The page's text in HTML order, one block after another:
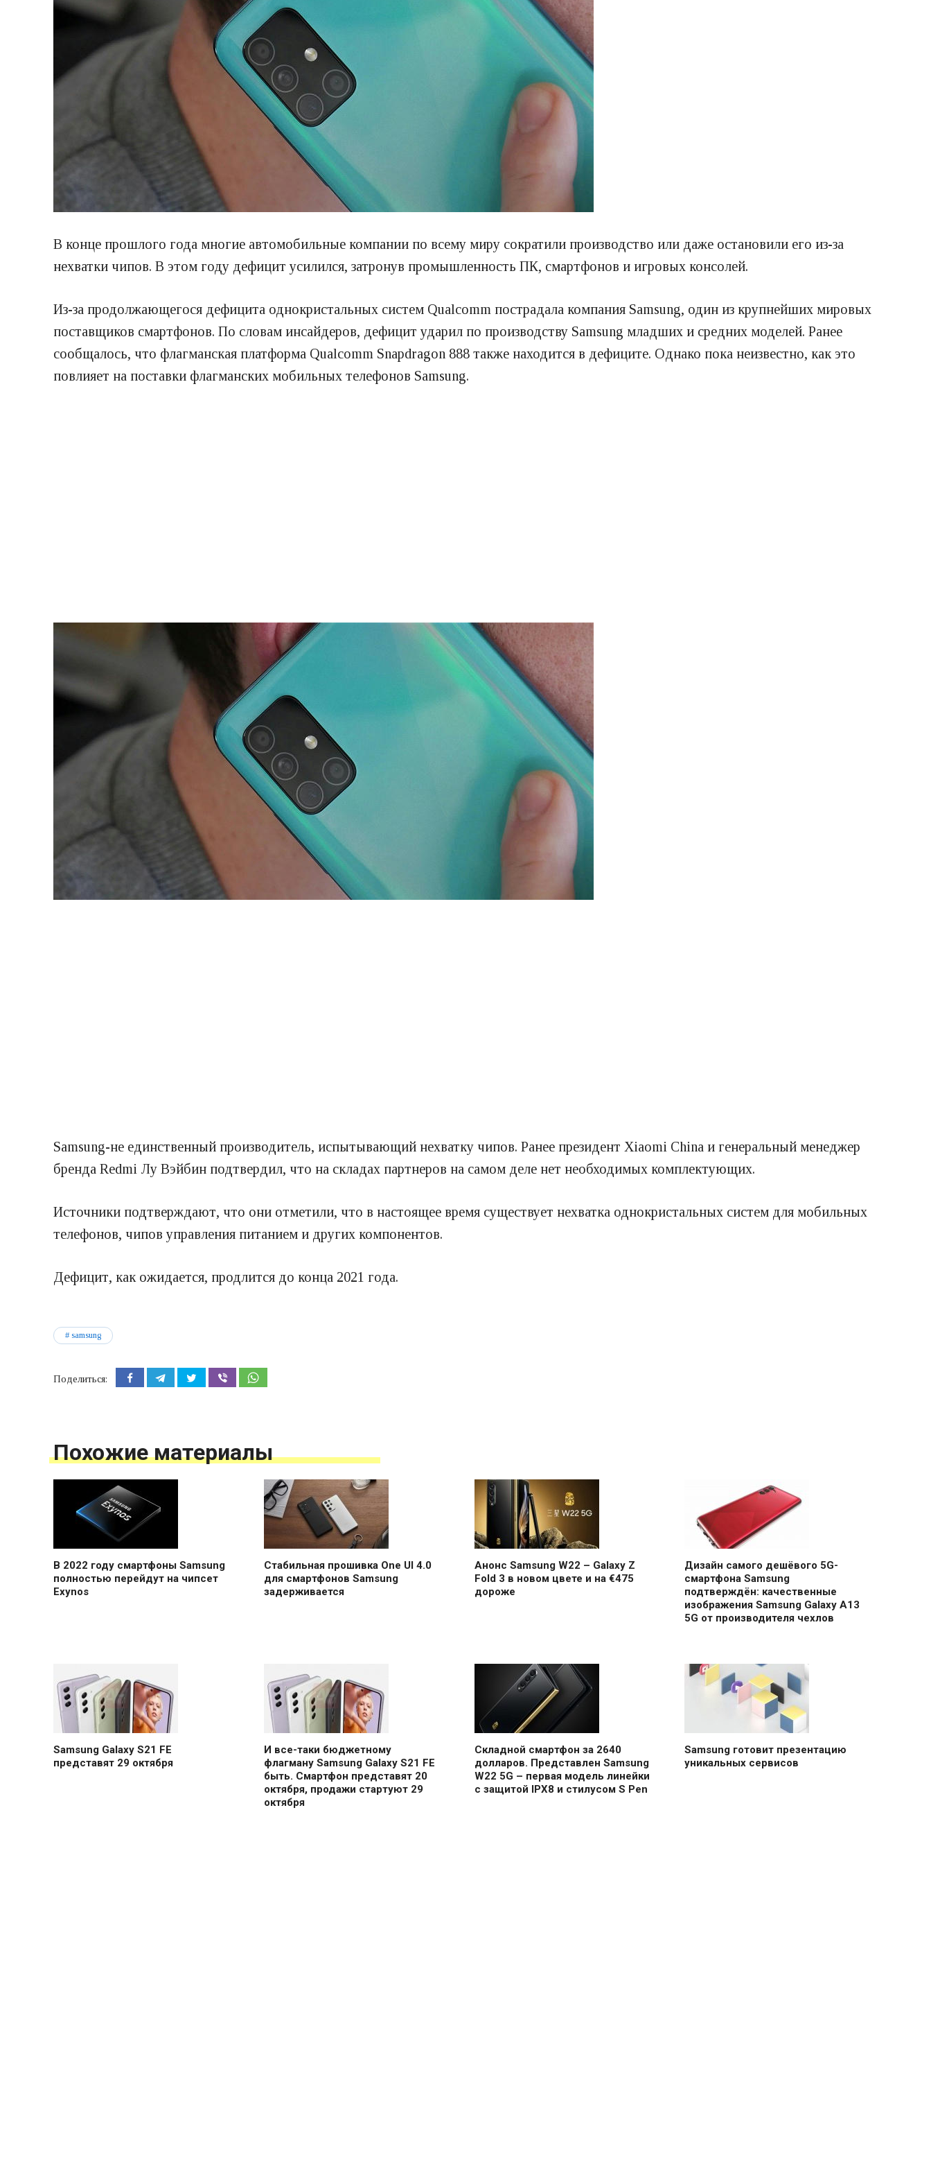
В конце прошлого года многие автомобильные компании по всему миру сократили производство или даже остановили его из-за
нехватки чипов. В этом году дефицит усилился, затронув промышленность ПК, смартфонов и игровых консолей.
Из-за продолжающегося дефицита однокристальных систем Qualcomm пострадала компания Samsung, один из крупнейших мировых
поставщиков смартфонов. По словам инсайдеров, дефицит ударил по производству Samsung младших и средних моделей. Ранее
сообщалось, что флагманская платформа Qualcomm Snapdragon 888 также находится в дефиците. Однако пока неизвестно, как это
повлияет на поставки флагманских мобильных телефонов Samsung.
Samsung-не единственный производитель, испытывающий нехватку чипов. Ранее президент Xiaomi China и генеральный менеджер
бренда Redmi Лу Вэйбин подтвердил, что на складах партнеров на самом деле нет необходимых комплектующих.
Источники подтверждают, что они отметили, что в настоящее время существует нехватка однокристальных систем для мобильных
телефонов, чипов управления питанием и других компонентов.
Дефицит, как ожидается, продлится до конца 2021 года.
samsung
Поделиться:
Похожие материалы
В 2022 году смартфоны Samsung
полностью перейдут на чипсет
Exynos
Стабильная прошивка One UI 4.0
для смартфонов Samsung
задерживается
Анонс Samsung W22 – Galaxy Z
Fold 3 в новом цвете и на €475
дороже
Дизайн самого дешёвого 5G-
смартфона Samsung
подтверждён: качественные
изображения Samsung Galaxy A13
5G от производителя чехлов
Samsung Galaxy S21 FE
представят 29 октября
И все-таки бюджетному
флагману Samsung Galaxy S21 FE
быть. Смартфон представят 20
октября, продажи стартуют 29
октября
Складной смартфон за 2640
долларов. Представлен Samsung
W22 5G – первая модель линейки
с защитой IPX8 и стилусом S Pen
Samsung готовит презентацию
уникальных сервисов